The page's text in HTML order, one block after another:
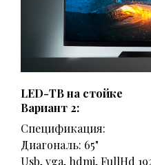
LED-ТВ на стойке
Вариант 2:
Спецификация:
Диагональ: 65"
Usb, vga, hdmi, FullHd